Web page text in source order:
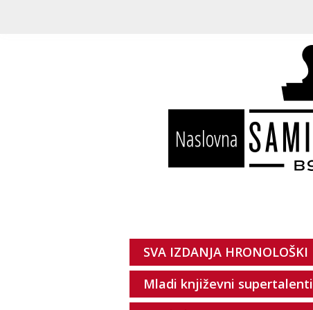
Naslovna
SVA IZDANJA HRONOLOŠKI
Mladi književni supertalenti